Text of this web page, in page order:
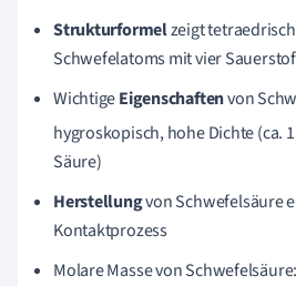
Strukturformelzeigt
Schwefelatoms mit vier
WichtigeEigenschaftenvon
hygroskopisch, hohe Dichte (ca.
Säure)
Herstellungvon Schwefelsäure
Kontaktprozess
Molare Masse von